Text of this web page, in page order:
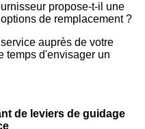
propose-t-il une
de remplacement ?
auprès de votre
temps d'envisager un
de leviers de guidage